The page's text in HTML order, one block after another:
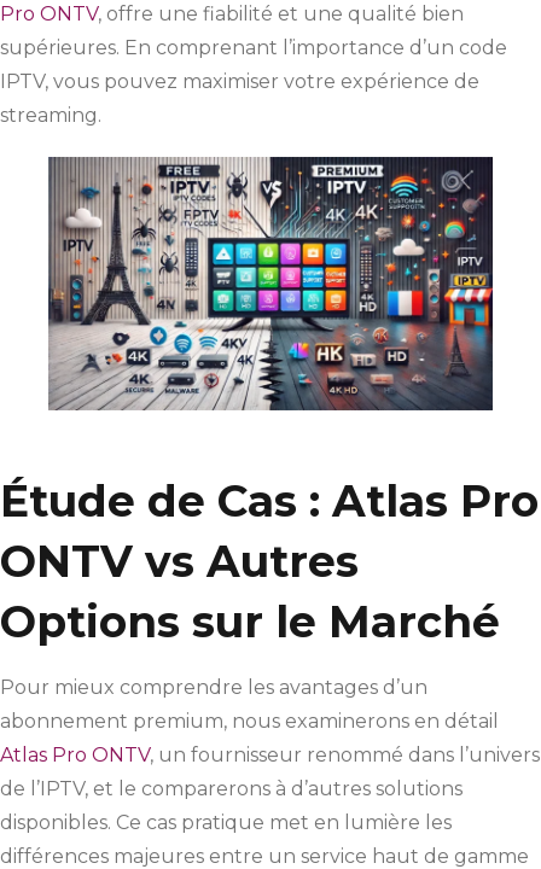
Pro ONTV, offre une fiabilité et une qualité bien
supérieures. En comprenant l’importance d’un code
IPTV, vous pouvez maximiser votre expérience de
streaming.
Étude de Cas : Atlas Pro
ONTV vs Autres
Options sur le Marché
Pour mieux comprendre les avantages d’un
abonnement premium, nous examinerons en détail
Atlas Pro ONTV, un fournisseur renommé dans l’univers
de l’IPTV, et le comparerons à d’autres solutions
disponibles. Ce cas pratique met en lumière les
différences majeures entre un service haut de gamme